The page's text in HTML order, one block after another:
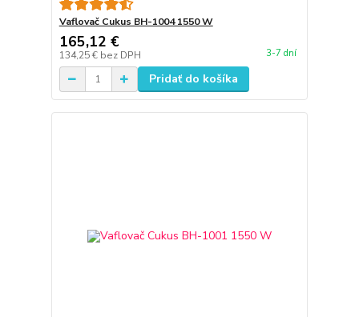
Vaflovač Cukus BH-1004 1550 W
165,12 €
134,25 € bez DPH 3-7 dní
Pridať do košíka